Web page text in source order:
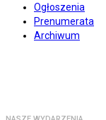
Ogłoszenia
Prenumerata
Archiwum